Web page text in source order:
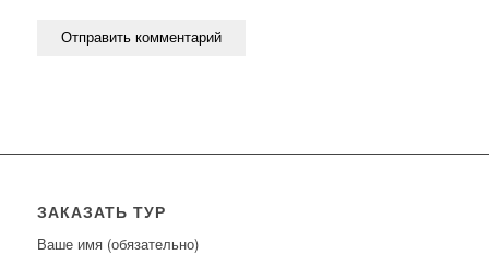
ЗАКАЗАТЬ ТУР
Ваше имя (обязательно)